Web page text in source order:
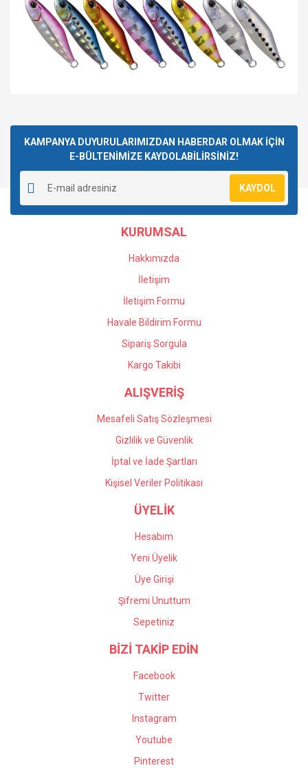
Yorum Yaz
kullanarak tarafımıza iletebilirsiniz.
Görüş ve önerileriniz için teşekkür ederiz.
Ürün resmi kalitesiz, bozuk veya görüntülenemiyor.
Ürün açıklamasında eksik bilgiler bulunuyor.
Ürün bilgilerinde hatalar bulunuyor.
Ürün fiyatı diğer sitelerden daha pahalı.
Gönder
KAMPANYA DUYURULARIMIZDAN HABERDAR OLMAK İÇİN
E-BÜLTENİMİZE KAYDOLABİLİRSİNİZ!
KAYDOL
KURUMSAL
Hakkımızda
İletişim
İletişim Formu
Havale Bildirim Formu
Sipariş Sorgula
Kargo Takibi
ALIŞVERİŞ
Mesafeli Satış Sözleşmesi
Gizlilik ve Güvenlik
İptal ve İade Şartları
Kişisel Veriler Politikası
ÜYELİK
Hesabım
Yeni Üyelik
Üye Girişi
Şifremi Unuttum
Sepetiniz
BİZİ TAKİP EDİN
Facebook
Twitter
Instagram
Youtube
Pinterest